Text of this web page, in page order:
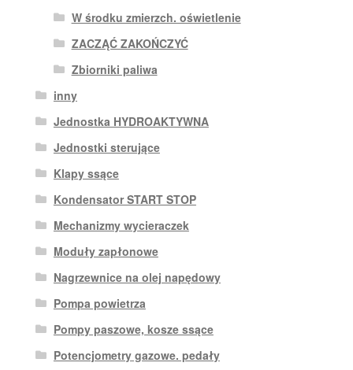
W środku zmierzch. oświetlenie
ZACZĄĆ ZAKOŃCZYĆ
Zbiorniki paliwa
inny
Jednostka HYDROAKTYWNA
Jednostki sterujące
Klapy ssące
Kondensator START STOP
Mechanizmy wycieraczek
Moduły zapłonowe
Nagrzewnice na olej napędowy
Pompa powietrza
Pompy paszowe, kosze ssące
Potencjometry gazowe. pedały